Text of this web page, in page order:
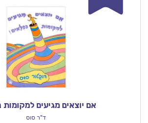
אם יוצאים מגיעים למקומות
ד"ר סוס